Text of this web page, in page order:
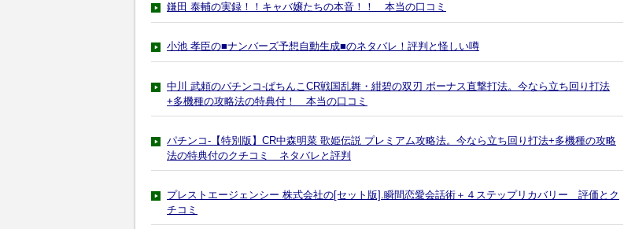
鎌田 泰輔の実録！！キャバ嬢たちの本音！！ 本当の口コミ
小池 孝臣の■ナンバーズ予想自動生成■のネタバレ！評判と怪しい噂
中川 武頼のパチンコ-ぱちんこCR戦国乱舞・紺碧の双刃 ボーナス直撃打法。今なら立ち回り打法
+多機種の攻略法の特典付！ 本当の口コミ
パチンコ-【特別版】CR中森明菜 歌姫伝説 プレミアム攻略法。今なら立ち回り打法+多機種の攻略
法の特典付のクチコミ ネタバレと評判
プレストエージェンシー 株式会社の[セット版].瞬間恋愛会話術＋４ステップリカバリー 評価とク
チコミ